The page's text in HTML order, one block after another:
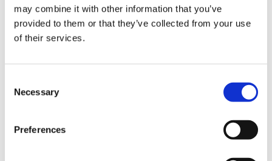
may combine it with other information that you’ve
provided to them or that they’ve collected from your use
of their services.
Selection
Necessary
Preferences
Se il viaggio studio è in Corea: le alternative
Trinity
di studi all’estero anche Vietnam, Malesia,
non sorprende perché l’Asia negli ultimi anni
affascinati da una cultura profondamente